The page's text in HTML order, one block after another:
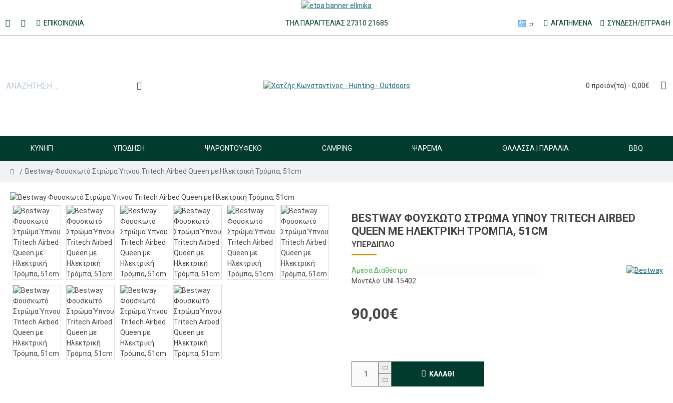
ΕΠΙΚΟΙΝΩΝΊΑ ΤΗΛ.ΠΑΡΑΓΓΕΛΊΑΣ 27310 21685 ΑΓΑΠΗΜΈΝΑ ΣΎΝΔΕΣΗ/ΕΓΓΡΑΦΉ
0 προϊόν(τα) - 0,00€
ΚΥΝΉΓΙ ΥΠΌΔΗΣΗ ΨΑΡΟΝΤΟΎΦΕΚΟ CAMPING ΨΆΡΕΜΑ ΘΆΛΑΣΣΑ | ΠΑΡΑΛΊΑ BBQ
Bestway Φουσκωτό Στρώμα Ύπνου Tritech Airbed Queen με Ηλεκτρική Τρόμπα, 51cm
BESTWAY ΦΟΥΣΚΩΤΌ ΣΤΡΏΜΑ ΎΠΝΟΥ TRITECH AIRBED
QUEEN ΜΕ ΗΛΕΚΤΡΙΚΉ ΤΡΌΜΠΑ, 51CM
ΥΠΈΡΔΙΠΛΟ
Άμεσα Διαθέσιμο
Μοντέλο: UNI-15402
90,00€
ΚΑΛΆΘΙ